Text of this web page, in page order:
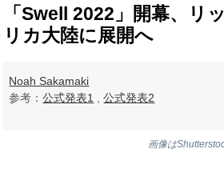
「Swell 2022」開幕、リ
リカ大陸に展開へ
Noah Sakamaki
参考：公式発表1 ,公式発表2
画像は